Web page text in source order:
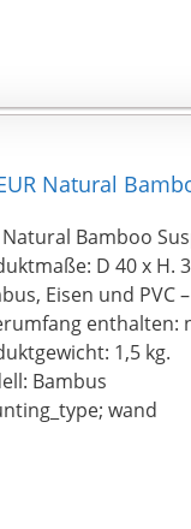
Natural
Natural Bamboo
D 40 x H.
Eisen und
enthalten:
1,5 kg.
Bambus
wand